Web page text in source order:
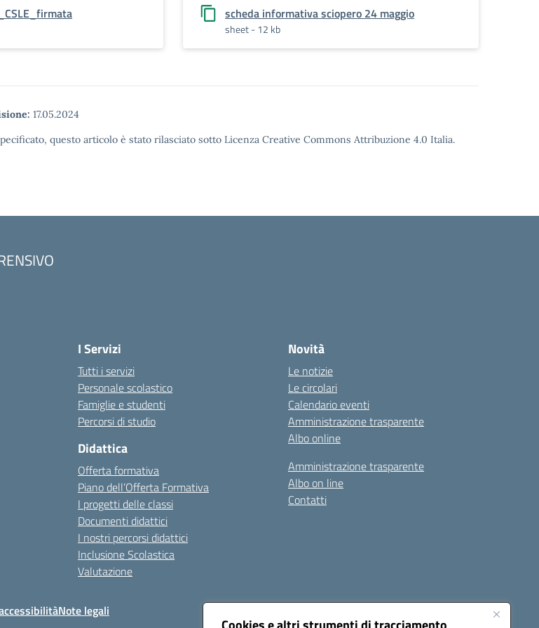
scheda informativa sciopero 24 maggio
sheet - 12 kb
17.05.2024
questo articolo è stato rilasciato sotto Licenza Creative Commons Attribuzione 4.0 Italia.
I Servizi
Tutti i servizi
Personale scolastico
Famiglie e studenti
Percorsi di studio
Didattica
Offerta formativa
Piano dell’Offerta Formativa
I progetti delle classi
Documenti didattici
I nostri percorsi didattici
Inclusione Scolastica
Valutazione
Novità
Le notizie
Le circolari
Calendario eventi
Amministrazione trasparente
Albo online
Amministrazione trasparente
Albo on line
Contatti
Note legali